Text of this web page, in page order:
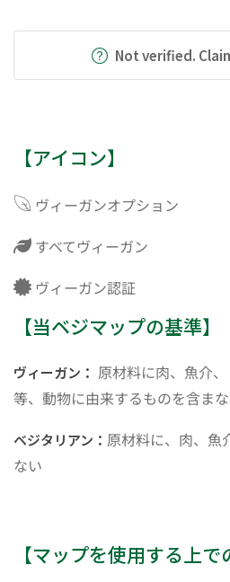
Not verified.
【アイコン】
ヴィーガンオプション
すべてヴィーガン
ヴィーガン認証
【当ベジマップの基準】
ヴィーガン： 原材料に肉、魚介
等、動物に由来するものを含ま
ベジタリアン： 原材料に、肉、魚
ない
【マップを使用する上で